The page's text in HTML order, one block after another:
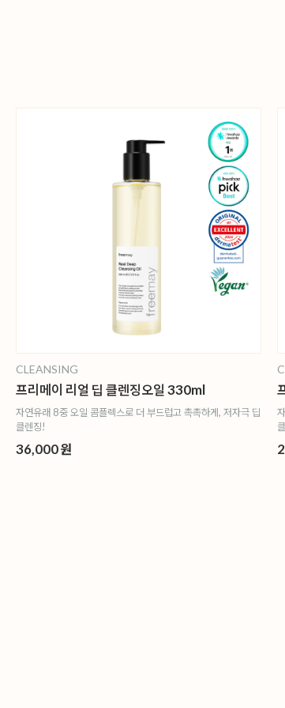
CLEANSING
프리메이 리얼 딥 클렌징오일 330ml
자연유래 8중 오일 콤플렉스로 더 부드럽고 촉촉하게, 저자극 딥
클렌징!
36,000 원